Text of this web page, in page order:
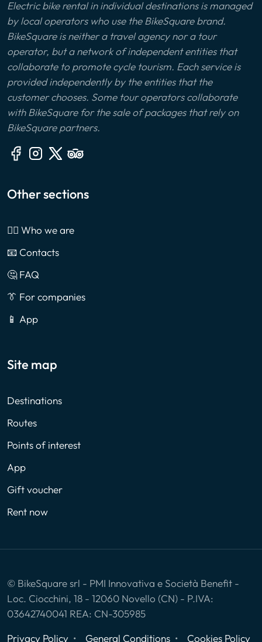
Electric bike rental in individual destinations is managed
by local operators who use the BikeSquare brand.
BikeSquare is neither a travel agency nor a tour
operator, but a network of independent entities that
collaborate to promote cycle tourism. Each service is
provided independently by the entities that the
customer chooses. Some tour operators collaborate
with BikeSquare for the sale of packages that rely on
BikeSquare partners.
Other sections
🙎‍♂️ Who we are
📧 Contacts
🤔 FAQ
👔 For companies
📱 App
Site map
Destinations
Routes
Points of interest
App
Gift voucher
Rent now
© BikeSquare srl - PMI Innovativa e Società Benefit -
Loc. Ciocchini, 18 - 12060 Novello (CN) - P.IVA:
03642740041 REA: CN-305985
Privacy Policy
General Conditions Cookies Policy